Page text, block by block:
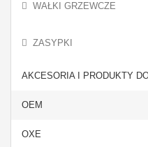
WAŁKI GRZEWCZE
ZASYPKI
AKCESORIA I PRODUKTY
OEM
OXE